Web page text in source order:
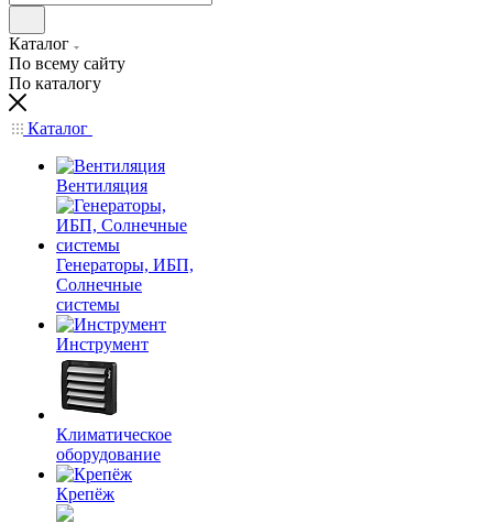
Каталог
По всему сайту
По каталогу
Каталог
Вентиляция
Генераторы, ИБП,
Солнечные
системы
Инструмент
Климатическое
оборудование
Крепёж